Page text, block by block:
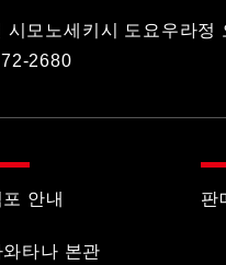
시모노세키시 도요우라정
2680
포 안내
와타나 본관
판